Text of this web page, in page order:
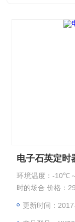
电子石英定时
环境温度：-10℃
时的场合 价格：
更新时间：